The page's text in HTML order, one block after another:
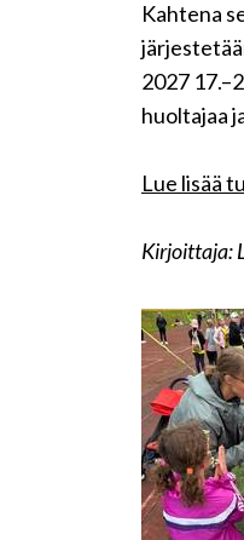
Kahtena
2027
huoltajaa
Lue lisää
Kirjoittaja: